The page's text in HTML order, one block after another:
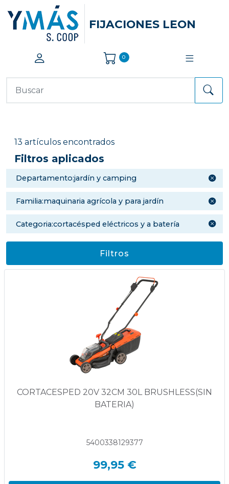
FIJACIONES LEON
0
13 artículos encontrados
Filtros aplicados
departamento:jardín y camping
familia:maquinaria agrícola y para jardín
categoria:cortacésped eléctricos y a batería
Filtros
CORTACESPED 20V 32CM 30L BRUSHLESS(SIN
BATERIA)
5400338129377
99,95 €